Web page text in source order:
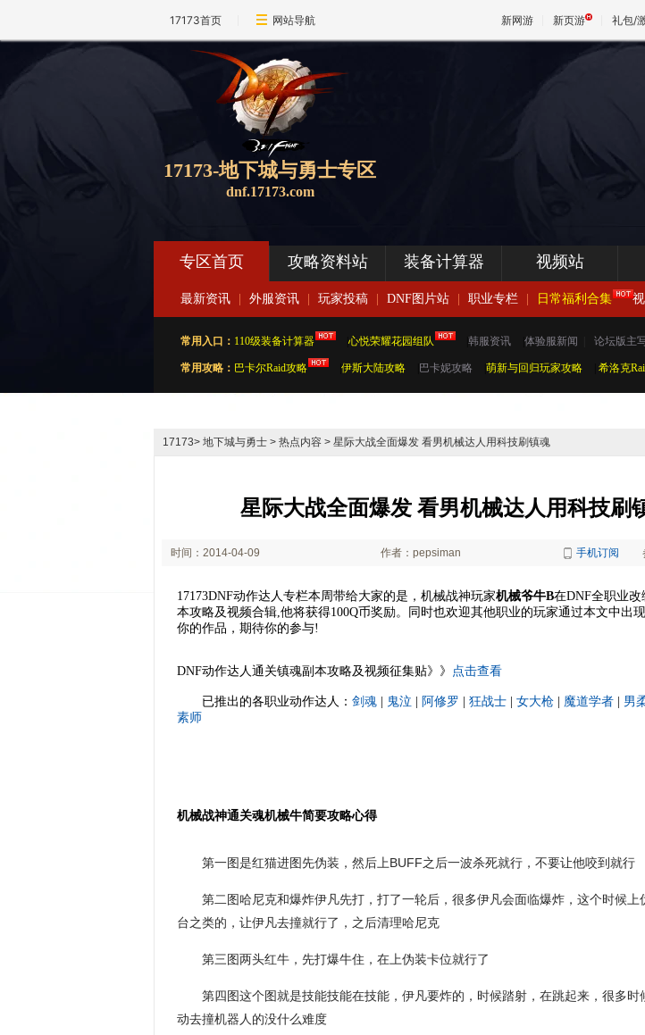
17173首页 网站导航 新网游 新页游 礼包/
17173-地下城与勇士专区
dnf.17173.com
专区首页 攻略资料站 装备计算器 视频站
最新资讯 外服资讯 玩家投稿 DNF图片站 职业专栏 日常福利合集
常用入口： 110级装备计算器 心悦荣耀花园组队 韩服资讯 体验服新闻 论坛版主
常用攻略： 巴卡尔Raid攻略 伊斯大陆攻略 巴卡妮攻略 萌新与回归玩家攻略 希洛克
17173> 地下城与勇士 > 热点内容 > 星际大战全面爆发 看男机械达人用科技刷镇魂
星际大战全面爆发 看男机械达人用科技刷
时间：2014-04-09 作者：pepsiman 手机订阅
17173DNF动作达人专栏本周带给大家的是，机械战神玩家机械爷牛B在DNF全职业改
本攻略及视频合辑,他将获得100Q币奖励。同时也欢迎其他职业的玩家通过本文中出
你的作品，期待你的参与!
DNF动作达人通关镇魂副本攻略及视频征集贴》》 点击查看
已推出的各职业动作达人： 剑魂 鬼泣 阿修罗 狂战士 女大枪 魔道学者 男
素师
机械战神通关魂机械牛简要攻略心得
第一图是红猫进图先伪装，然后上BUFF之后一波杀死就行，不要让他咬到就行
第二图哈尼克和爆炸伊凡先打，打了一轮后，很多伊凡会面临爆炸，这个时候上
台之类的，让伊凡去撞就行了，之后清理哈尼克
第三图两头红牛，先打爆牛住，在上伪装卡位就行了
第四图这个图就是技能技能在技能，伊凡要炸的，时候踏射，在跳起来，很多时
动去撞机器人的没什么难度